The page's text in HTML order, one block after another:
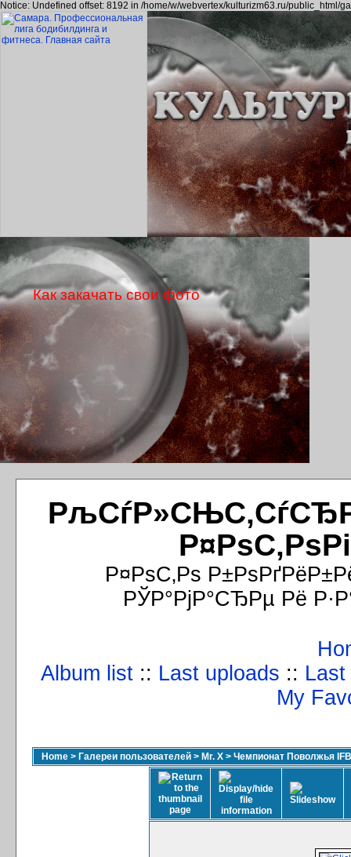
Notice: Undefined offset: 8192 in /home/w/webvertex/kulturizm63.ru/public_html/
Р¤РѕС‚Рѕ
РЎР°РјР°СЂРµ Рё
Album list :: Last uploads ::
My
Home > Галереи пользователей > Mr. X > Чемпионат Поволжья
Как закачать свои фото